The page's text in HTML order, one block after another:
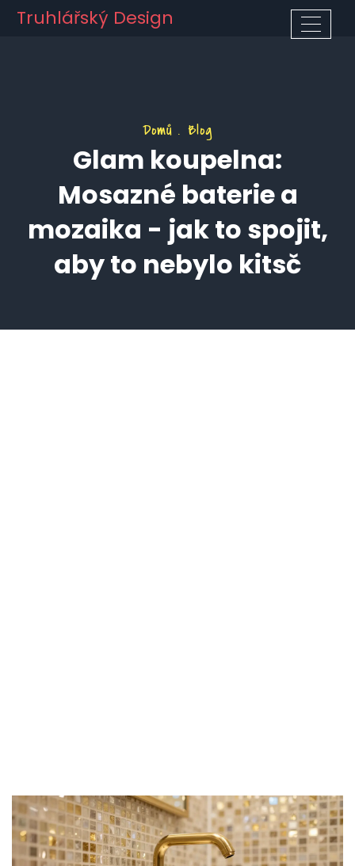
Truhlářský Design
Domů Blog
Glam koupelna:
Mosazné baterie a
mozaika - jak to spojit,
aby to nebylo kitsč